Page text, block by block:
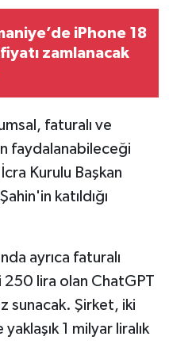
iPhone 18
zamlanacak
faturalı ve
faydalanabileceği
Kurulu Başkan
katıldığı
ayrıca faturalı
250 lira olan ChatGPT
sunacak. Şirket, iki
1 milyar liralık